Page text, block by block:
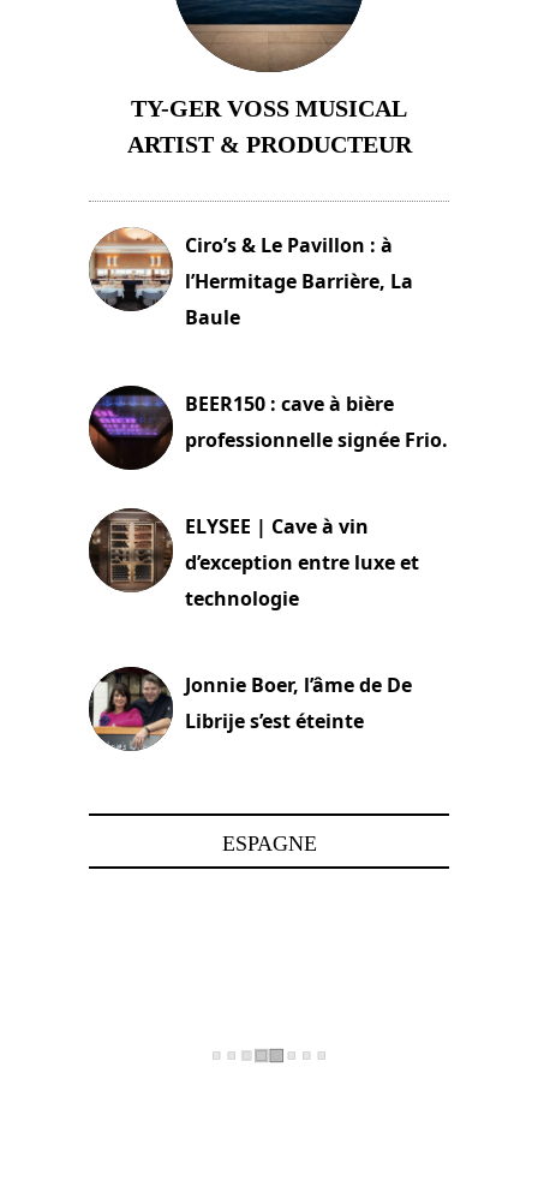
TY-GER VOSS MUSICAL
ARTIST & PRODUCTEUR
Ciro’s & Le Pavillon : à
l’Hermitage Barrière, La
Baule
BEER150 : cave à bière
professionnelle signée Frio.
ELYSEE | Cave à vin
d’exception entre luxe et
technologie
Jonnie Boer, l’âme de De
Librije s’est éteinte
ESPAGNE